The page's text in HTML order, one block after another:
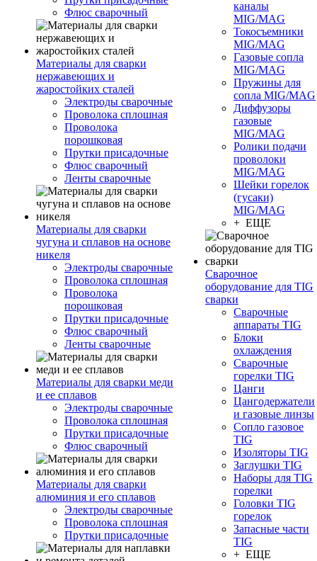
Флюс сварочный
Материалы для сварки
нержавеющих и
жаростойких сталей
Электроды сварочные
Проволока сплошная
Проволока
порошковая
Прутки присадочные
Флюс сварочный
Ленты сварочные
Материалы для сварки
чугуна и сплавов на основе
никеля
Электроды сварочные
Проволока сплошная
Проволока
порошковая
Прутки присадочные
Флюс сварочный
Ленты сварочные
Материалы для сварки меди
и ее сплавов
Электроды сварочные
Проволока сплошная
Прутки присадочные
Флюс сварочный
Материалы для сварки
алюминия и его сплавов
Электроды сварочные
Проволока сплошная
Прутки присадочные
каналы
MIG/MAG
Токосъемники
MIG/MAG
Газовые сопла
MIG/MAG
Пружины для
сопла MIG/MAG
Диффузоры
газовые
MIG/MAG
Ролики подачи
проволоки
MIG/MAG
Шейки горелок
(гусаки)
MIG/MAG
+ ЕЩЕ
Сварочное
оборудование для TIG
сварки
Сварочные
аппараты TIG
Блоки
охлаждения
Сварочные
горелки TIG
Цанги
Цангодержатели
и газовые линзы
Сопло газовое
TIG
Изоляторы TIG
Заглушки TIG
Наборы для TIG
горелки
Головки TIG
горелок
Запасные части
TIG
+ ЕЩЕ